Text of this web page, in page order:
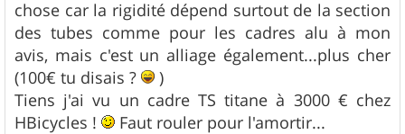
chose car la rigidité dépend surtout de la section
des tubes comme pour les cadres alu à mon
avis, mais c'est un alliage également...plus cher
(100€ tu disais ?
)
Tiens j'ai vu un cadre TS titane à 3000 € chez
HBicycles !
Faut rouler pour l'amortir...